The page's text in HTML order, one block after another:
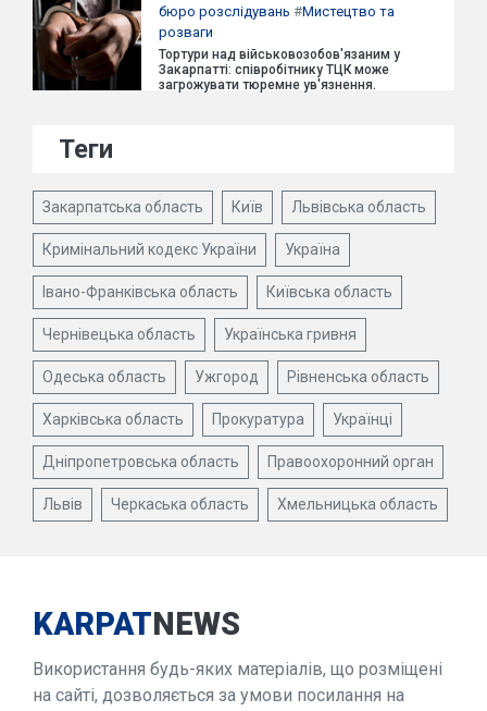
бюро розслідувань #Мистецтво та
розваги
Тортури над військовозобов'язаним у
Закарпатті: співробітнику ТЦК може
загрожувати тюремне ув'язнення.
Теги
Закарпатська область Київ Львівська область
Кримінальний кодекс України Україна
Івано-Франківська область Київська область
Чернівецька область Українська гривня
Одеська область Ужгород Рівненська область
Харківська область Прокуратура Українці
Дніпропетровська область Правоохоронний орган
Львів Черкаська область Хмельницька область
KARPATNEWS
Використання будь-яких матеріалів, що розміщені
на сайті, дозволяється за умови посилання на